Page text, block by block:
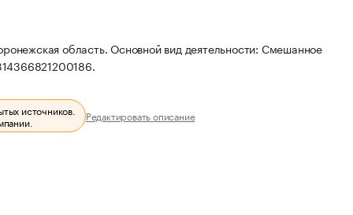
область. Основной вид деятельности: Смешанное
источников.
Редактировать описание